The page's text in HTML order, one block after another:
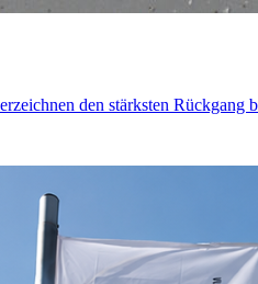
den stärksten Rückgang